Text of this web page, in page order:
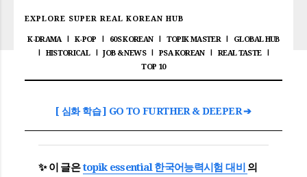
EXPLORE SUPER REAL KOREAN HUB
K-DRAMA K-POP 60S KOREAN TOPIK MASTER GLOBAL HUB
HISTORICAL JOB & NEWS PSA KOREAN REAL TASTE
TOP 10
[ 심화 학습 ] GO TO FURTHER & DEEPER ➔
✨ 이 글은topik essential 한국어능력시험 대비 의